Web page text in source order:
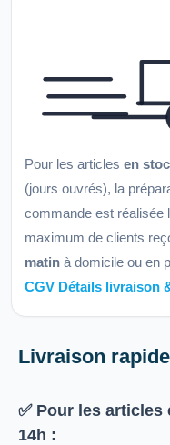
Pour les articles en
(jours ouvrés), la
commande est réalisée
maximum de clients
matin à domicile ou en
CGV Détails livraison
Livraison
✅ Pour les articles
14h :